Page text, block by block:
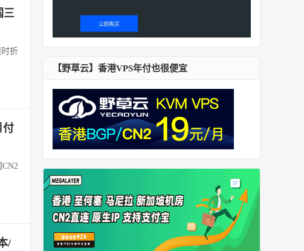
三
折
付
/
【野草云】香港VPS年付也很便宜